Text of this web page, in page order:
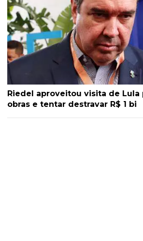
Riedel aproveitou visita de Lula
obras e tentar destravar R$ 1 bi